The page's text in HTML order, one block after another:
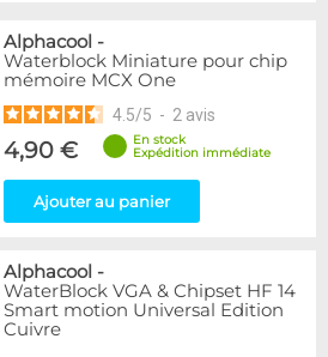
Alphacool -
Waterblock Miniature pour chip
mémoire MCX One
4.5/5 - 2 avis
4,90 €
En stock
Expédition immédiate
Ajouter au panier
Alphacool -
WaterBlock VGA & Chipset HF 14
Smart motion Universal Edition
Cuivre